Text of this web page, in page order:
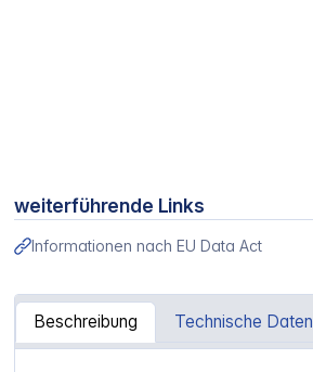
weiterführende Links
Informationen nach EU Data Act
Beschreibung Technische Daten